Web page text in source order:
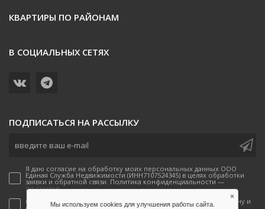
КВАРТИРЫ ПО РАЙОНАМ
В СОЦИАЛЬНЫХ СЕТЯХ
ПОДПИСАТЬСЯ НА РАССЫЛКУ
Я даю согласие на обработку моих персональных данных ООО
Единая Служба Недвижимости (ИНН7107524345) в целях обработки
заявки и обратной связи. Политика конфиденциальности —
по ссылке.
Согласен(-а) на получение рекламных предложений по телефону и
Мы используем cookies для улучшения работы сайта.
×